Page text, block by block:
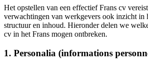
Het opstellen van een effectief Frans cv
verwachtingen van werkgevers ook inzicht in
structuur en inhoud. Hieronder delen we
cv in het Frans mogen ontbreken.
1. Personalia (informations